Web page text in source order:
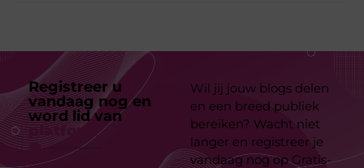
Registreer u
vandaag nog en
word lid van
platform
Wil jij jouw blogs delen
en een breed publiek
bereiken? Wacht niet
langer en registreer je
vandaag nog op Gratis-